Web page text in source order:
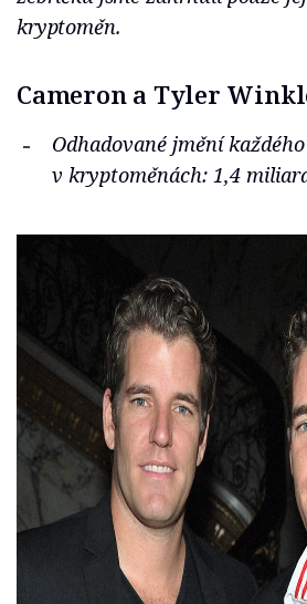
kryptoměn.
Cameron a Tyler
Odhadované jmění
v kryptoměnách: 1,4